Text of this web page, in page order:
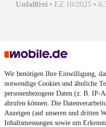
Wir benötigen Ihre Einwilligung,
notwendige Cookies und ähnliche
personenbezogene Daten (z. B. IP-
abrufen können. Die
Anzeigen (auf unseren und dritten
Inhaltsmessungen sowie um
Unfallfrei • EZ 10/2025 •
¹MwSt. ausweisbar
4.6 Sterne
Nutze mobile.de